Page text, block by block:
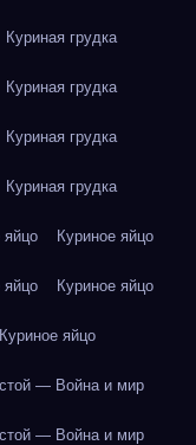
Куриная грудка
Куриная грудка
Куриная грудка
Куриная грудка
яйцо Куриное яйцо
яйцо Куриное яйцо
Куриное яйцо
— Война и мир
— Война и мир